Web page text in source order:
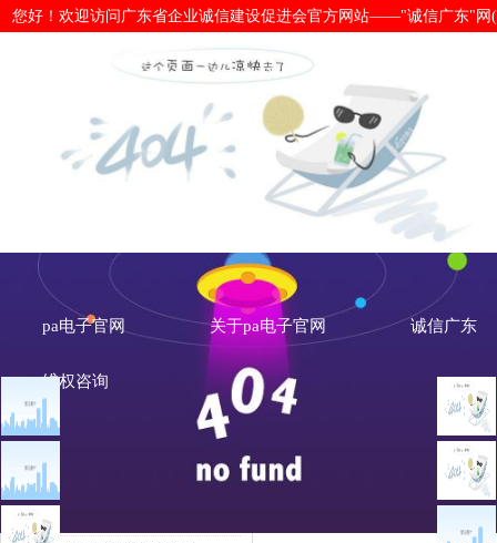
您好！欢迎访问广东省企业诚信建设促进会官方网站——"诚信广东"网
第二届全国社会信用标准化技术委
pa电子官网 关于pa电子官网 诚信广东
维权咨询
文章点击排行
重大突发公共卫生事件一
2020广东省守合同重信用企
诚信新闻